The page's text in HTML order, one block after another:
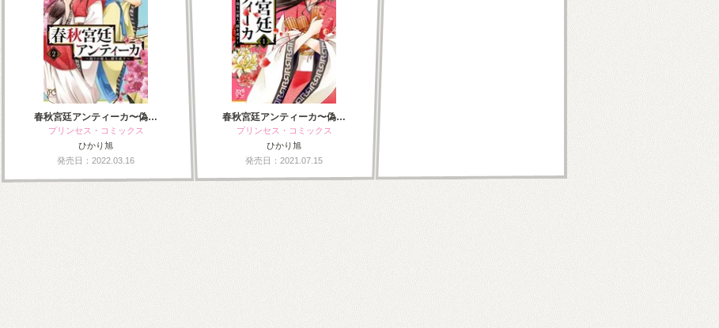
春秋宮廷アンティーカ〜偽…
プリンセス・コミックス
ひかり旭
発売日：2022.03.16
春秋宮廷アンティーカ〜偽…
プリンセス・コミックス
ひかり旭
発売日：2021.07.15